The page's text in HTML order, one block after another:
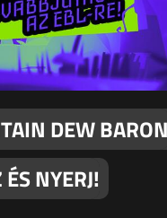
DEW
NYERJ!